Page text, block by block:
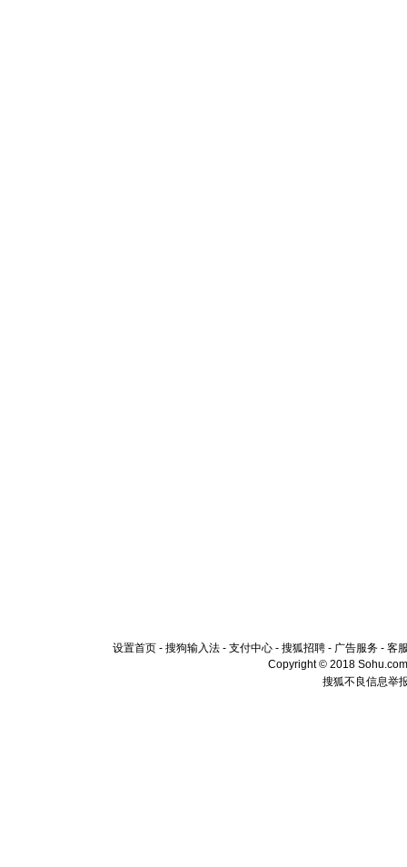
设置首页 - 搜狗输入法 - 支付中心 - 搜狐招聘 - 广告服务 - 客
Copyright © 2018
搜狐不良信息举